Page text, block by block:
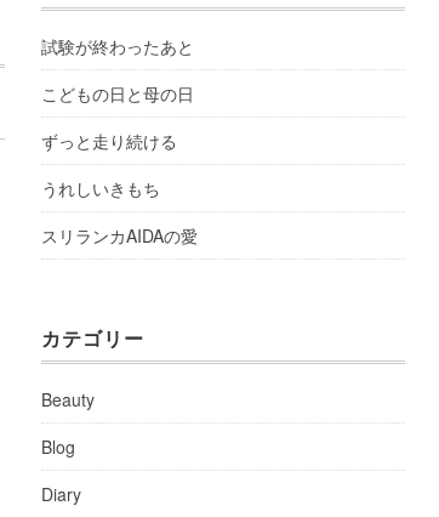
試験が終わったあと
こどもの日と母の日
ずっと走り続ける
うれしいきもち
スリランカAIDAの愛
カテゴリー
Beauty
Blog
Diary